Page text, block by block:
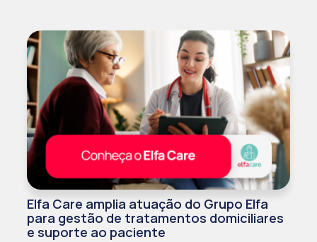
Elfa Care amplia atuação do Grupo Elfa
para gestão de tratamentos domiciliares
e suporte ao paciente